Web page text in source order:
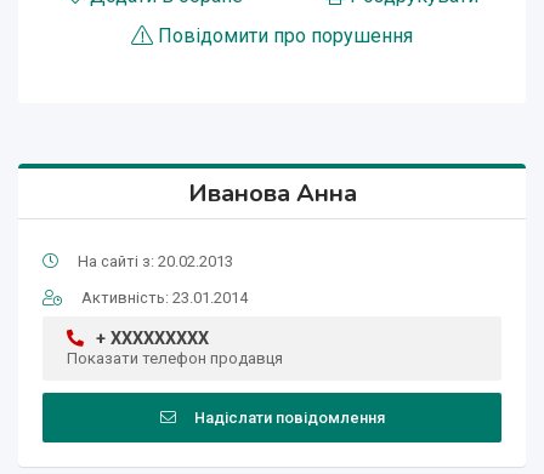
Повідомити про порушення
Иванова Анна
На сайті з: 20.02.2013
Активність: 23.01.2014
+ XXXXXXXXX
Показати телефон продавця
Надіслати повідомлення